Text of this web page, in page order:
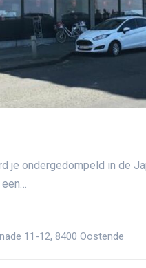
je ondergedompeld in de
11-12, 8400 Oostende